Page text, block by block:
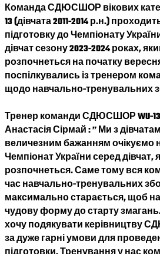
Команда СДЮСШОР вікових
13 (дівчата 2011-2014 р.н.)
підготовку до Чемпіонату
дівчат сезону 2023-2024 роках,
розпочнеться на початку
поспілкувались із тренером
щодо навчально-тренувальних
Тренер команди СДЮСШОР WU-13
Анастасія Сірмай : ” Ми з
величезним бажанням очікуємо
Чемпіонат України серед дівчат,
розпочнеться. Саме тому вся
час навчально-тренувальних
максимально старається, щоб
чудову форму до старту
хочу подякувати керівництву
за дуже гарні умови для